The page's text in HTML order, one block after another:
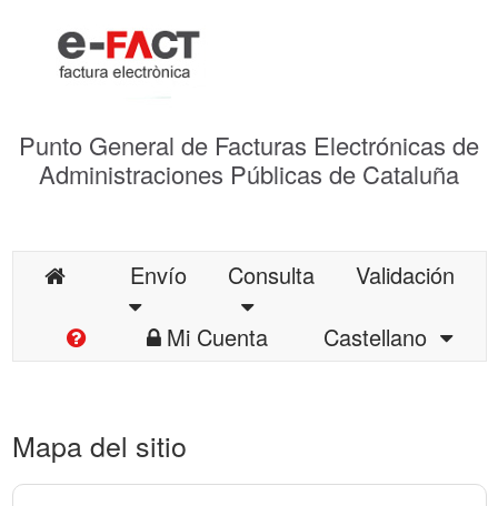
Punto General de Facturas Electrónicas de
Administraciones Públicas de Cataluña
Envío Consulta
Validación
Mi Cuenta
Castellano
Mapa del sitio